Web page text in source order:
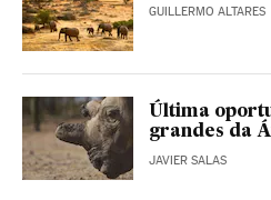
GUILLERMO ALTARES
Última
grandes da
JAVIER SALAS